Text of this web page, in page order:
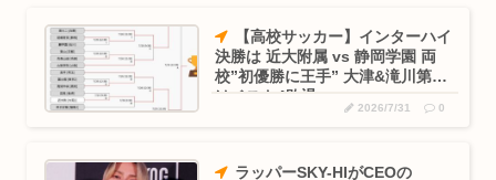
【高校サッカー】インターハイ
決勝は 近大附属 vs 静岡学園 両
校”初優勝に王手” 大津&滝川第二
はベスト4敗退
2026/7/31 0
ラッパーSKY-HIがCEOの